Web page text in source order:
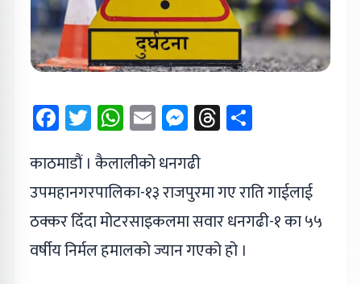
Facebook
Twitter
WhatsApp
EmailMessenger
Threads
काठमाडौं । कैलालीको धनगढी
उपमहानगरपालिका-१३ राजपुरमा गए राति गाईलाई
ठक्कर दिँदा मोटरसाइकलमा सवार धनगढी-१ का ५५
वर्षीय निर्मल हमालको ज्यान गएको हो ।